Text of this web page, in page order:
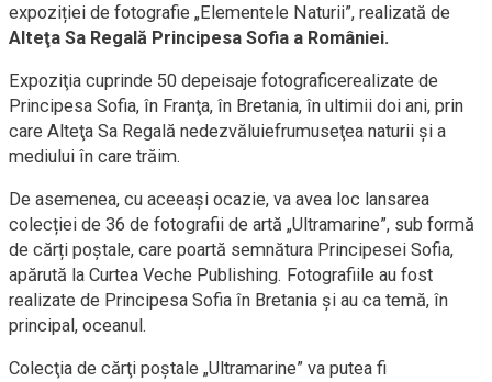
expoziției de fotografie „Elementele Naturii”, realizată de
Alteţa Sa Regală Principesa Sofia a României.
Expoziţia cuprinde 50 depeisaje fotograficerealizate de
Principesa Sofia, în Franţa, în Bretania, în ultimii doi ani, prin
care Alteţa Sa Regală nedezvăluiefrumuseţea naturii şi a
mediului în care trăim.
De asemenea, cu aceeaşi ocazie, va avea loc lansarea
colecției de 36 de fotografii de artă „Ultramarine”, sub formă
de cărți poștale, care poartă semnătura Principesei Sofia,
apărută la Curtea Veche Publishing. Fotografiile au fost
realizate de Principesa Sofia în Bretania și au ca temă, în
principal, oceanul.
Colecţia de cărţi poştale „Ultramarine” va putea fi